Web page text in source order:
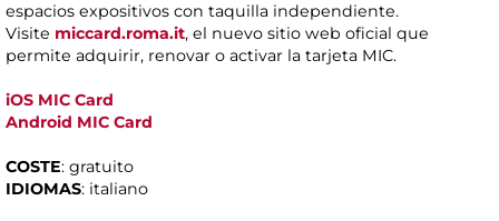
espacios expositivos con taquilla independiente.
Visite miccard.roma.it, el nuevo sitio web oficial que
permite adquirir, renovar o activar la tarjeta MIC.
iOS MIC Card
Android MIC Card
COSTE: gratuito
IDIOMAS: italiano